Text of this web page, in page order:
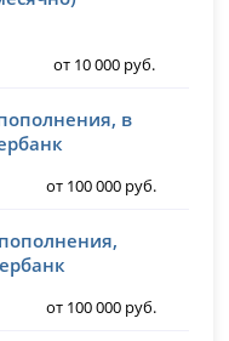
от 10 000 руб.
в
от 100 000 руб.
от 100 000 руб.